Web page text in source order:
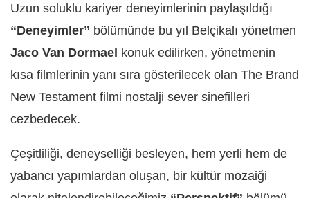
Uzun soluklu kariyer deneyimlerinin paylaşıldığı
“Deneyimler” bölümünde bu yıl Belçikalı yönetmen
Jaco Van Dormael konuk edilirken, yönetmenin
kısa filmlerinin yanı sıra gösterilecek olan The Brand
New Testament filmi nostalji sever sinefilleri
cezbedecek.
Çeşitliliği, deneyselliği besleyen, hem yerli hem de
yabancı yapımlardan oluşan, bir kültür mozaiği